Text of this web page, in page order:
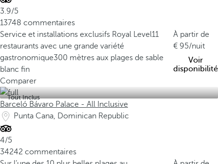
3.9/5
13748 commentaires
Service et installations exclusifs Royal Level11
restaurants avec une grande variété
gastronomique300 mètres aux plages de sable
blanc fin
À partir de
95/nuit
Voir
disponibilité
Comparer
Tout Inclus
Barceló Bávaro Palace - All Inclusive
Punta Cana, Dominican Republic
4/5
34242 commentaires
n
e
e
a
g
e
s
l
e